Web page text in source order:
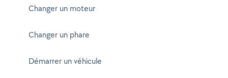
Changer un moteur
Changer un phare
Démarrer un véhicule